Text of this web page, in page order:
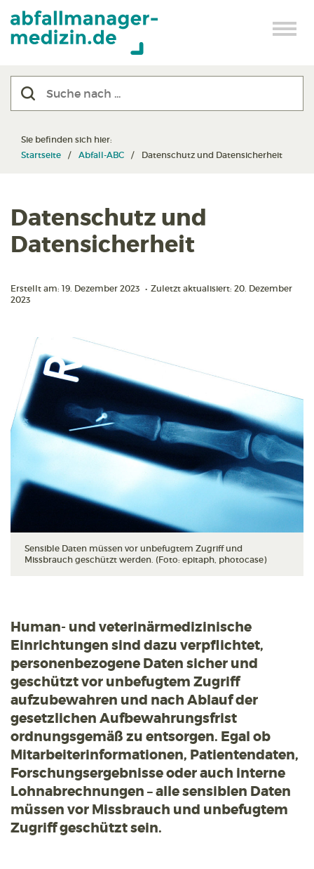
Sie befinden sich hier:
Startseite
Abfall-ABC Datenschutz und Datensicherheit
Datenschutz und
Datensicherheit
Erstellt am: 19. Dezember 2023 • Zuletzt aktualisiert: 20. Dezember
2023
Sensible Daten müssen vor unbefugtem Zugriff und
Missbrauch geschützt werden. (Foto: epitaph, photocase)
Human- und veterinärmedizinische
Einrichtungen sind dazu verpflichtet,
personenbezogene Daten sicher und
geschützt vor unbefugtem Zugriff
aufzubewahren und nach Ablauf der
gesetzlichen Aufbewahrungsfrist
ordnungsgemäß zu entsorgen. Egal ob
Mitarbeiterinformationen, Patientendaten,
Forschungsergebnisse oder auch interne
Lohnabrechnungen – alle sensiblen Daten
müssen vor Missbrauch und unbefugtem
Zugriff geschützt sein.